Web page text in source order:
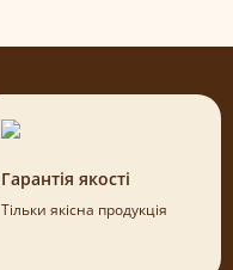
Гарантія якості
Тільки якісна продукція